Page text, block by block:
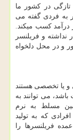
تازگی در کشور ما
به فردی گفته می
درآمد کسب میکند.
نداشته و فریلنسر
و در محل دلخواه
و یا تخصصی هستند
می توانند به
مسلط به نرم
که به تولید
فریلنسرها را